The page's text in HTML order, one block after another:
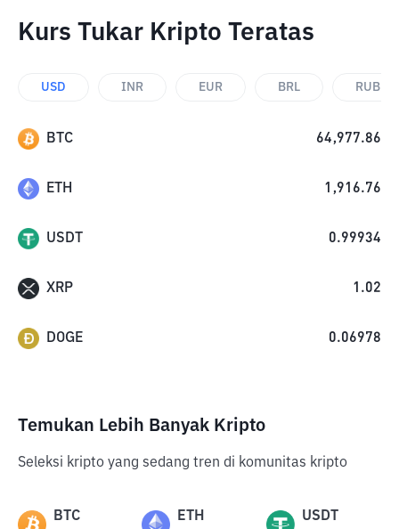
Kurs Tukar Kripto Teratas
USD INR EUR BRL RUB
BTC 64,977.86
ETH 1,916.76
USDT 0.99934
XRP 1.02
DOGE 0.06978
Temukan Lebih Banyak Kripto
Seleksi kripto yang sedang tren di komunitas kripto
BTC ETH USDT